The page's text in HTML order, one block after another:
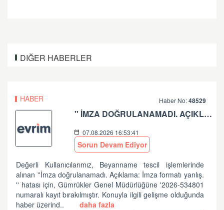
DIĞER HABERLER
HABER Haber No:48529
'' İMZA DOĞRULANAMADI. AÇIKLAMA: İMZA FORMATI YANLIŞ.'' HATASI HK
07.08.2026 16:53:41
Sorun Devam Ediyor
Değerli Kullanıcılarımız, Beyanname tescil işlemlerinde
alınan ''İmza doğrulanamadı. Açıklama: İmza formatı yanlış.
'' hatası için, Gümrükler Genel Müdürlüğüne '2026-534801
numaralı kayıt bırakılmıştır. Konuyla ilgili gelişme olduğunda
haber üzerind..
daha fazla